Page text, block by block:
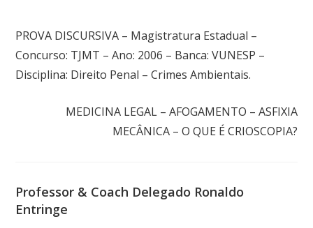
PROVA DISCURSIVA – Magistratura Estadual –
Concurso: TJMT – Ano: 2006 – Banca: VUNESP –
Disciplina: Direito Penal – Crimes Ambientais.
MEDICINA LEGAL – AFOGAMENTO – ASFIXIA
MECÂNICA – O QUE É CRIOSCOPIA?
Professor & Coach Delegado Ronaldo
Entringe